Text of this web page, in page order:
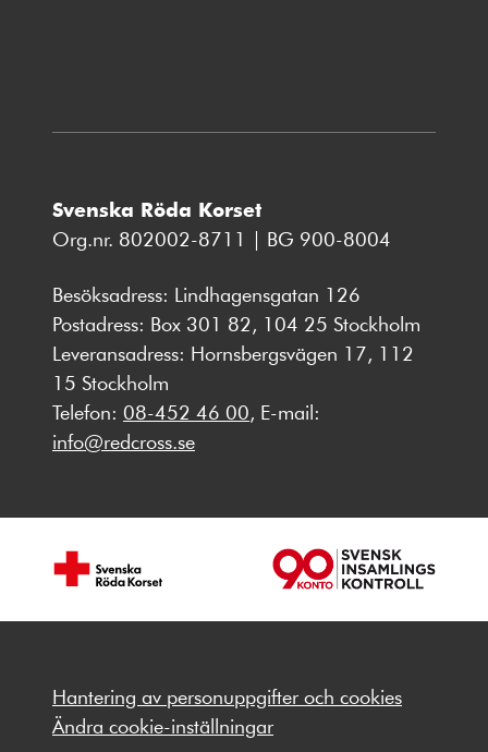
Svenska Röda Korset
Org.nr. 802002-8711 | BG 900-8004
Besöksadress: Lindhagensgatan 126
Postadress: Box 301 82, 104 25 Stockholm
Leveransadress: Hornsbergsvägen 17, 112
15 Stockholm
Telefon: 08-452 46 00, E-mail:
info@redcross.se
Hantering av personuppgifter och cookies
Ändra cookie-inställningar